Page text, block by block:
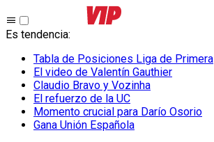
Es tendencia:
Tabla de Posiciones Liga de Primera
El video de Valentín Gauthier
Claudio Bravo y Vozinha
El refuerzo de la UC
Momento crucial para Darío Osorio
Gana Unión Española